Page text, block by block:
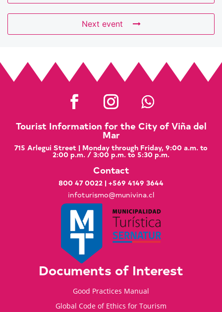
Next event
Tourist Information for the City of Viña del
Mar
715 Arlegui Street | Monday through Friday, 9:00 a.m. to
2:00 p.m. / 3:00 p.m. to 5:30 p.m.
Contact
800 47 0022 | +569 4149 3644
infoturismo@munivina.cl
Documents of Interest
Good Practices Manual
Global Code of Ethics for Tourism